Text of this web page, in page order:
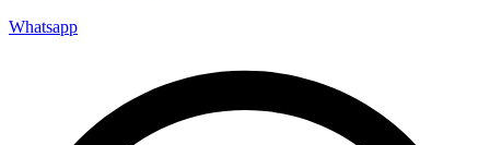
Whatsapp